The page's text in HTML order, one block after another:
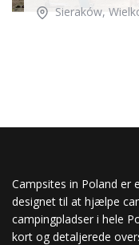
Sieraków,
Campsites in Poland er
designet til at hjælpe
campingpladser i hele
kort og detaljerede